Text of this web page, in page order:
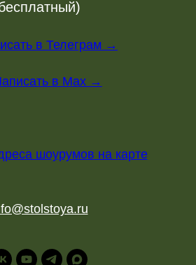
в Телеграм →
в Max →
шоурумов на карте